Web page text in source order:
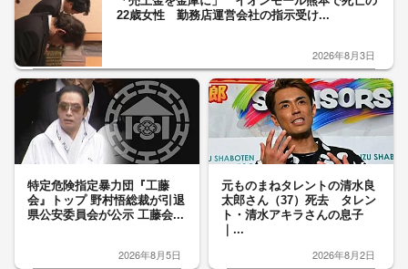
22歳女性 勤務店運営会社の指示受け...
2026年8月3日
特定危険指定暴力団『工藤
会』トップ 野村悟総裁が引退
県公安委員会が公示 工藤会...
2026年8月5日
元ものまねタレントの清水良
太郎さん（37）死去 タレン
ト・清水アキラさんの息子
｜...
2026年8月2日